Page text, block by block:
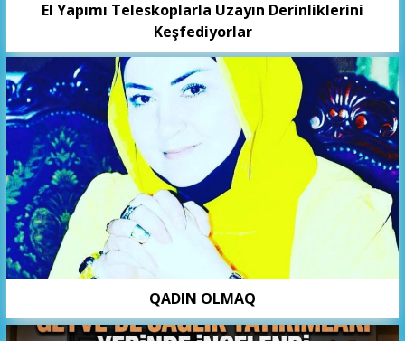
El Yapımı Teleskoplarla Uzayın Derinliklerini
Keşfediyorlar
QADIN OLMAQ